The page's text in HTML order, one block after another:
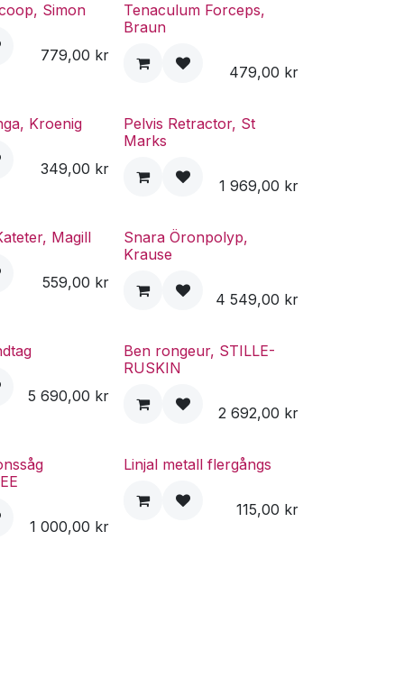
Simon
779,00 kr
Tenaculum Forceps,
Braun
479,00 kr
Kroenig
349,00 kr
Pelvis Retractor, St
Marks
1 969,00 kr
Magill
559,00 kr
Snara Öronpolyp,
Krause
4 549,00 kr
5 690,00 kr
Ben rongeur, STILLE-
RUSKIN
2 692,00 kr
1 000,00 kr
Linjal metall flergångs
115,00 kr